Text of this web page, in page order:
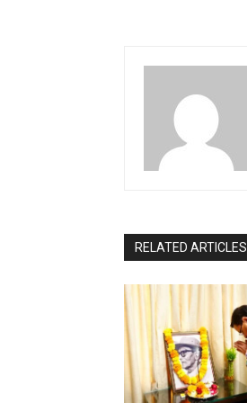
RELATED ARTICLES